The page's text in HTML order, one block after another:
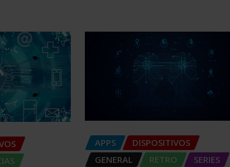
APPS
DISPOSITIVOS
GENERAL
RETRO
SERIES